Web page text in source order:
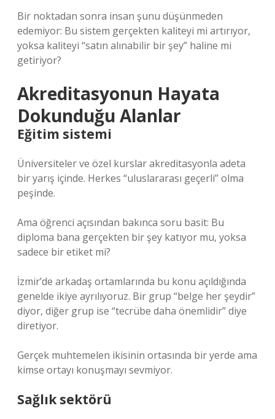
Bir noktadan sonra insan şunu düşünmeden
edemiyor: Bu sistem gerçekten kaliteyi mi artırıyor,
yoksa kaliteyi “satın alınabilir bir şey” haline mi
getiriyor?
Akreditasyonun Hayata
Dokunduğu Alanlar
Eğitim sistemi
Üniversiteler ve özel kurslar akreditasyonla adeta
bir yarış içinde. Herkes “uluslararası geçerli” olma
peşinde.
Ama öğrenci açısından bakınca soru basit: Bu
diploma bana gerçekten bir şey katıyor mu, yoksa
sadece bir etiket mi?
İzmir’de arkadaş ortamlarında bu konu açıldığında
genelde ikiye ayrılıyoruz. Bir grup “belge her şeydir”
diyor, diğer grup ise “tecrübe daha önemlidir” diye
diretiyor.
Gerçek muhtemelen ikisinin ortasında bir yerde ama
kimse ortayı konuşmayı sevmiyor.
Sağlık sektörü